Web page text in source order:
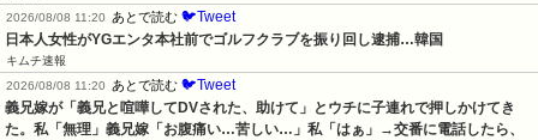
2026/08/08 11:20
あとで読む 🐦Tweet
日本人女性がYGエンタ本社前でゴルフクラブを振り回し逮捕…韓国
キムチ速報
2026/08/08 11:20
あとで読む 🐦Tweet
義兄嫁が「義兄と喧嘩してDVされた、助けて」とウチに子連れで押しかけてき
た。私「無理」義兄嫁「お腹痛い…苦しい…」私「はぁ」→交番に電話したら、